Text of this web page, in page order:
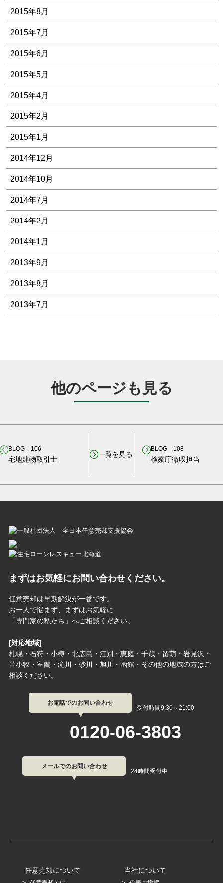
2015年8月
2015年7月
2015年6月
2015年5月
2015年4月
2015年2月
2015年1月
2014年12月
2014年10月
2014年7月
2014年2月
2014年1月
2013年9月
2013年8月
2013年7月
他のページも見る
BLOG 106
宅地建物取引士
一覧を見る
BLOG 108
検察庁徴収担当
まずはお気軽にお問い合わせください。
任意売却は早期解決が一番です。
お一人で悩まず、まずはお気軽に
「専門家の私たち」へご相談ください。
[対応地域]
札幌・石狩・小樽・北広島・江別・恵庭・千歳・留萌・岩見沢・
苫小牧・室蘭・滝川・砂川・旭川・函館・その他の地域の方はご
相談ください。
お電話でのお問い合わせ
受付時間9:30～21:00
0120-06-3803
メールでのお問い合わせ
24時間受付中
任意売却について 当社について